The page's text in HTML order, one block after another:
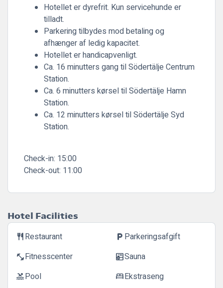
Hotellet erdyrefrit. Kun servicehunde er
tilladt.
Parkering tilbydes mod betaling og
afhænger af ledig kapacitet.
Hotellet er handicapvenligt.
Ca. 16 minutters gang til Södertälje Centrum
Station.
Ca. 6 minutters kørsel til Södertälje Hamn
Station.
Ca. 12 minutters kørsel til Södertälje Syd
Station.
Check-in: 15:00
Check-out: 11:00
Hotel Facilities
restaurantRestaurant local_parking Parkeringsafgift
fitness_centerFitnesscenter saunaSauna
poolPool bedEkstraseng